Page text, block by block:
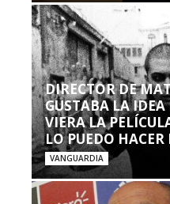
DIRECTOR DE
GUSTABA LA
VIERA LA
LO PUEDO HACER
VANGUARDIA